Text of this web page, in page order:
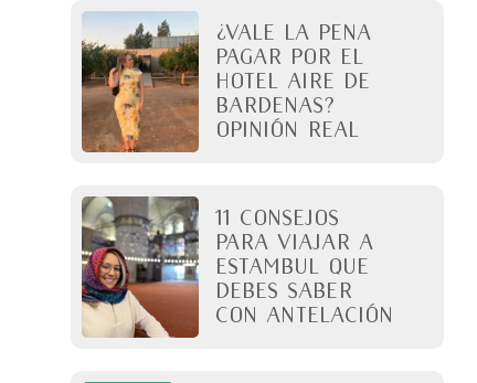
¿Vale la pena
pagar por el
Hotel Aire de
Bardenas?
Opinión real
11 Consejos
para viajar a
Estambul que
debes saber
con antelación